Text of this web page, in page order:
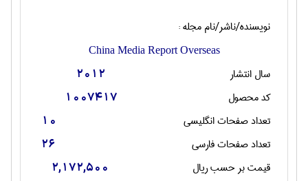
نویسنده/ناشر/نام مجله :
China Media Report Overseas
سال انتشار 2012
کد محصول 1007417
تعداد صفحات انگليسی 10
تعداد صفحات فارسی 26
قیمت بر حسب ریال 2,172,500